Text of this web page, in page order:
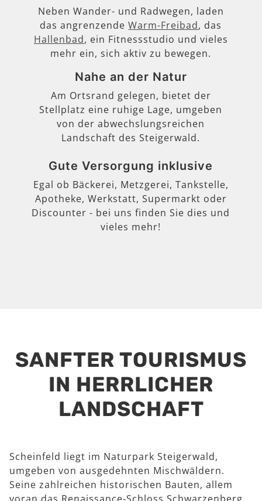
Neben Wander- und Radwegen, laden
das angrenzendeWarm-Freibad, das
Hallenbad, ein Fitnessstudio und vieles
mehr ein, sich aktiv zu bewegen.
Nahe an der Natur
Am Ortsrand gelegen, bietet der
Stellplatz eine ruhige Lage, umgeben
von der abwechslungsreichen
Landschaft des Steigerwald.
Gute Versorgung inklusive
Egal ob Bäckerei, Metzgerei, Tankstelle,
Apotheke, Werkstatt, Supermarkt oder
Discounter - bei uns finden Sie dies und
vieles mehr!
SANFTER TOURISMUS
IN HERRLICHER
LANDSCHAFT
Scheinfeld liegt im Naturpark Steigerwald,
umgeben von ausgedehnten Mischwäldern.
Seine zahlreichen historischen Bauten, allem